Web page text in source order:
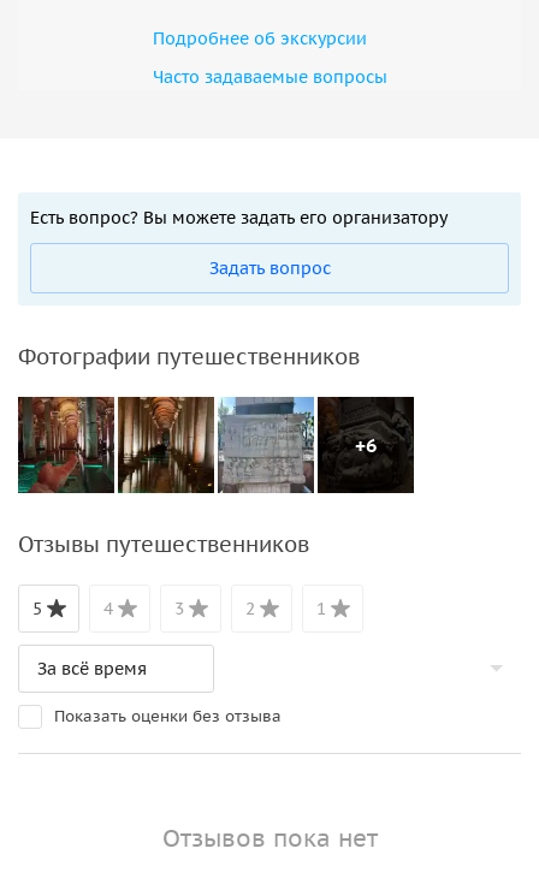
Подробнее об экскурсии
Часто задаваемые вопросы
Есть вопрос? Вы можете задать его организатору
Задать вопрос
Фотографии путешественников
+6
Отзывы путешественников
5 4 3 2 1
Показать оценки без отзыва
Отзывов пока нет